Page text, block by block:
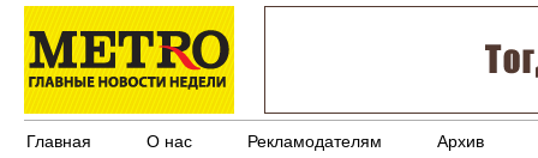
Главная О нас Рекламодателям Архив